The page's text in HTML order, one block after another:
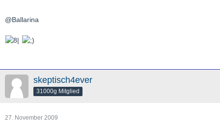
@Ballarina
skeptisch4ever
31000g Mitglied
27. November 2009